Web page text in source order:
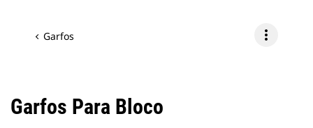
Garfos more_vert
Garfos Para Bloco